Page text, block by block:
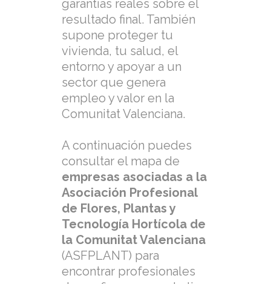
garantías reales sobre el
resultado final. También
supone proteger tu
vivienda, tu salud, el
entorno y apoyar a un
sector que genera
empleo y valor en la
Comunitat Valenciana.
A continuación puedes
consultar el mapa de
empresas asociadas a la
Asociación Profesional
de Flores, Plantas y
Tecnología Hortícola de
la Comunitat Valenciana
(ASFPLANT) para
encontrar profesionales